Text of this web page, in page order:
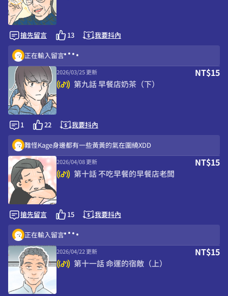
搶先留言 13 我要抖內
正在輸入留言
2026/03/25 更新 NT$15
第九話 早餐店奶茶（下）
1 22 我要抖內
難怪Kage身邊都有一些黃黃的氣在圍繞XDD
2026/04/08 更新 NT$15
第十話 不吃早餐的早餐店老闆
搶先留言 15 我要抖內
正在輸入留言
2026/04/22 更新 NT$15
第十一話 命運的宿敵（上）